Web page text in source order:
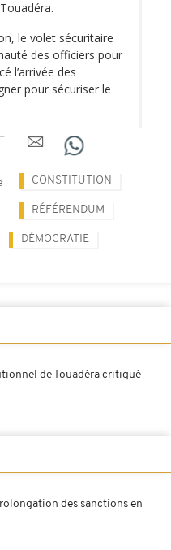
le volet sécuritaire
des officiers pour
l’arrivée des
pour sécuriser le
CONSTITUTION
RÉFÉRENDUM
DÉMOCRATIE
de Touadéra critiqué
des sanctions en